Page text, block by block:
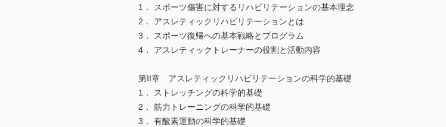
1． スポーツ傷害に対するリハビリテーションの基本理念
2． アスレティックリハビリテーションとは
3． スポーツ復帰への基本戦略とプログラム
4． アスレティックトレーナーの役割と活動内容
第II章 アスレティックリハビリテーションの科学的基礎
1． ストレッチングの科学的基礎
2． 筋力トレーニングの科学的基礎
3． 有酸素運動の科学的基礎